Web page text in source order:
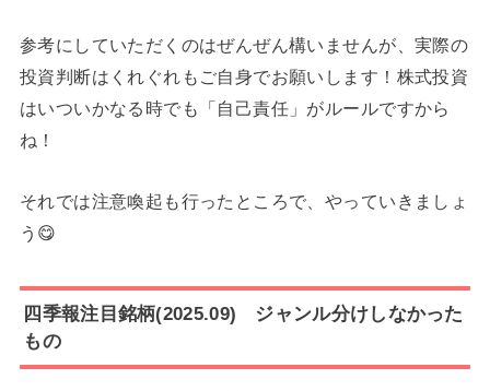
参考にしていただくのはぜんぜん構いませんが、実際の
投資判断はくれぐれもご自身でお願いします！株式投資
はいついかなる時でも「自己責任」がルールですから
ね！
それでは注意喚起も行ったところで、やっていきましょ
う😋
四季報注目銘柄(2025.09) ジャンル分けしなかった
もの